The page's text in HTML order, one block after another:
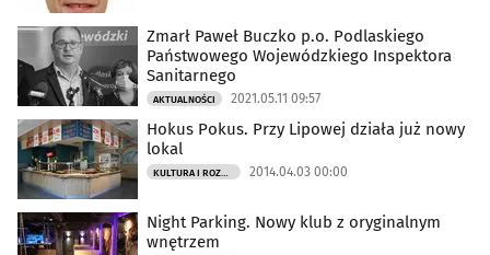
Zmarł Paweł Buczko p.o. Podlaskiego
Państwowego Wojewódzkiego Inspektora
Sanitarnego
AKTUALNOŚCI 2021.05.11 09:57
Hokus Pokus. Przy Lipowej działa już nowy
lokal
KULTURA I ROZRYWKA 2014.04.03 00:00
Night Parking. Nowy klub z oryginalnym
wnętrzem